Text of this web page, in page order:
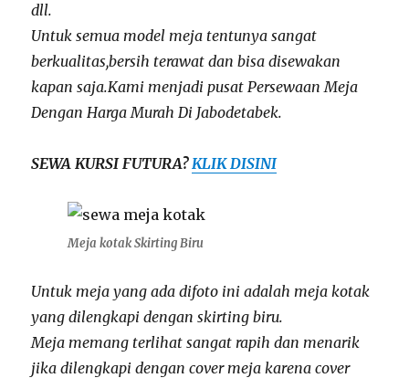
dll.
Untuk semua model meja tentunya sangat
berkualitas,bersih terawat dan bisa disewakan
kapan saja.Kami menjadi pusat Persewaan Meja
Dengan Harga Murah Di Jabodetabek.
SEWA KURSI FUTURA?KLIK DISINI
Meja kotak Skirting Biru
Untuk meja yang ada difoto ini adalah meja kotak
yang dilengkapi dengan skirting biru.
Meja memang terlihat sangat rapih dan menarik
jika dilengkapi dengan cover meja karena cover